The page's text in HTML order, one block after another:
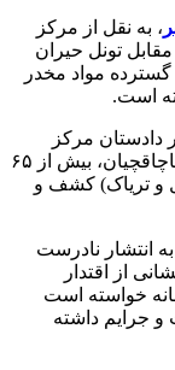
، به نقل از مرکز
تونل حیران
مواد مخدر
است.
دادستان مرکز
استان انجام یافته و طی آن، با هلاکت یکی از قاچاقچیان، بیش از ۶۵
و تریاک) کشف و
انتشار نادرست
از اقتدار
خواسته است
و جرایم داشته